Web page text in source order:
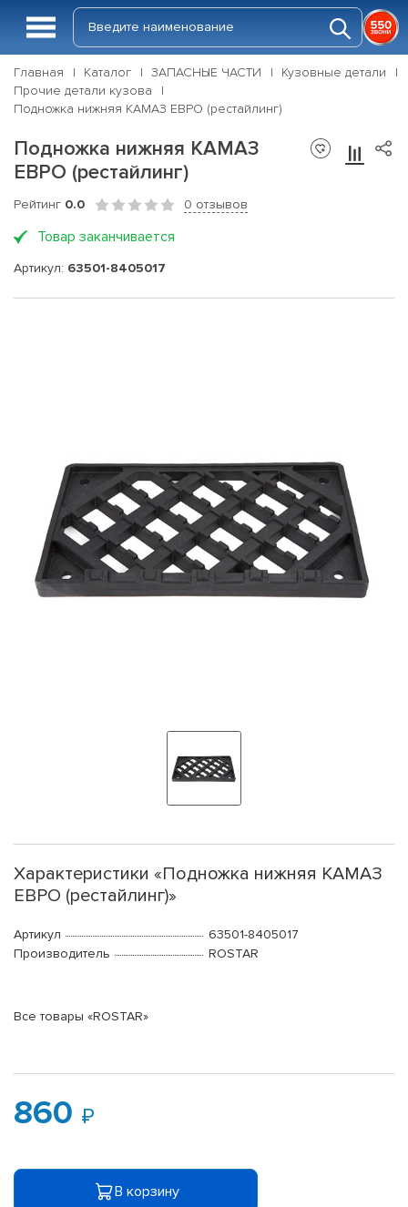
Главная Каталог ЗАПАСНЫЕ ЧАСТИ
Кузовные детали
Прочие детали кузова
Подножка нижняя КАМАЗ ЕВРО (рестайлинг)
Подножка нижняя КАМАЗ
ЕВРО (рестайлинг)
Рейтинг 0.0 0 отзывов
Товар заканчивается
Артикул: 63501-8405017
Характеристики «Подножка нижняя КАМАЗ
ЕВРО (рестайлинг)»
Артикул
63501-8405017
Производитель
ROSTAR
Все товары «ROSTAR»
860
В корзину